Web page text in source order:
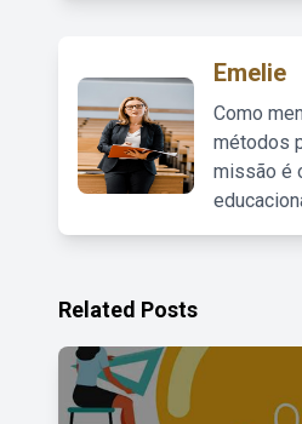
Emelie
Como
métodos
missão é
Related Posts